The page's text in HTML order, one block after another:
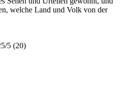
welche Land und Volk von der
5 (20)